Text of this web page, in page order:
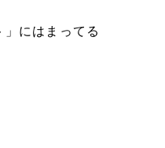
にはまってる